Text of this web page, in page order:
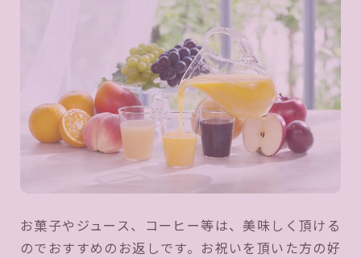
お菓子やジュース、コーヒー等は、美味しく頂ける
のでおすすめのお返しです。お祝いを頂いた方の好